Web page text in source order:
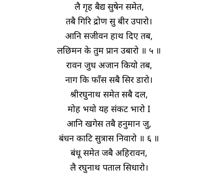
लै गृह बैद्य सुषेन समेत,
तबै गिरि द्रोण सु बीर उपारो।
आनि सजीवन हाथ दिए तब,
लछिमन के तुम प्रान उबारो ॥ ५ ॥
रावन जुध अजान कियो तब,
नाग कि फाँस सबै सिर डारो।
श्रीरघुनाथ समेत सबै दल,
मोह भयो यह संकट भारो I
आनि खगेस तबै हनुमान जु,
बंधन काटि सुत्रास निवारो ॥ ६ ॥
बंधू समेत जबै अहिरावन,
लै रघुनाथ पताल सिधारो।